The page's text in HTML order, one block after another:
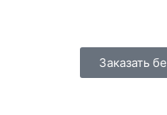
Заказать